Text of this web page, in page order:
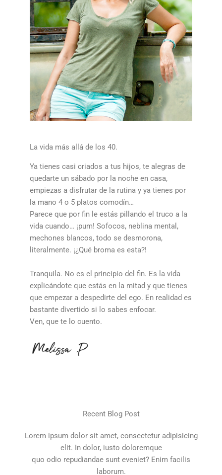
La vida más allá de los 40.
Ya tienes casi criados a tus hijos, te alegras de
quedarte un sábado por la noche en casa,
empiezas a disfrutar de la rutina y ya tienes por
la mano 4 o 5 platos comodín…
Parece que por fin le estás pillando el truco a la
vida cuando… ¡pum! Sofocos, neblina mental,
mechones blancos, todo se desmorona,
literalmente. ¡¿Qué broma es esta?!
Tranquila. No es el principio del fin. Es la vida
explicándote que estás en la mitad y que tienes
que empezar a despedirte del ego. En realidad es
bastante divertido si lo sabes enfocar.
Ven, que te lo cuento.
Recent Blog Post
Lorem ipsum dolor sit amet, consectetur adipisicing
elit. In dolor, iusto doloremque
quo odio repudiandae sunt eveniet? Enim facilis
laborum.